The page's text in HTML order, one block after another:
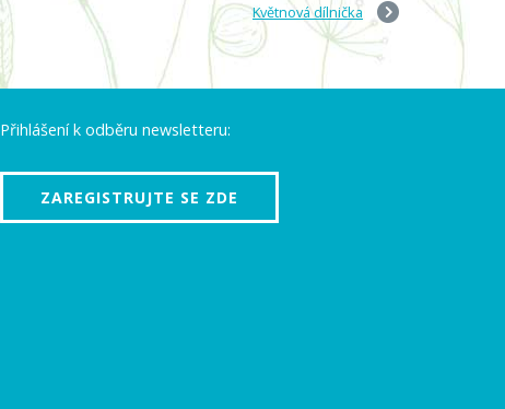
Květnová dílnička
Přihlášení k odběru newsletteru:
ZAREGISTRUJTE SE ZDE